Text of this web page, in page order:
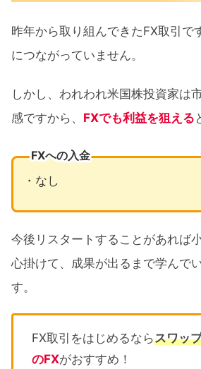
昨年から取り組んできたFX取引で
につながっていません。
しかし、われわれ米国株投資家は
感ですから、 FXでも利益を狙える
FXへの入金
・なし
今後リスタートすることがあれば
心掛けて、成果が出るまで学んで
す。
FX取引をはじめるならスワッ
のFXがおすすめ！